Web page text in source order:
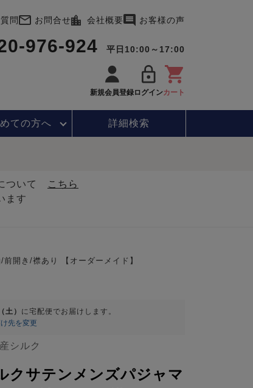
問 お問合せ 会社概要 お客様の声
976-924 平日10:00～17:00
新規会員登録ログインカート
ての方へ 詳細検索
ついて
こちら
ます
開き/襟あり 【オーダーメイド】
） に宅配便 でお届けします。
先を変更
シルク
クサテンメンズパジャマ